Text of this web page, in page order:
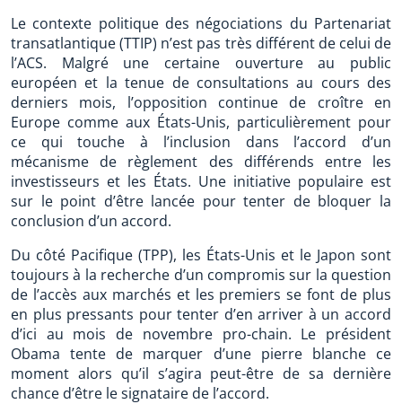
Le contexte politique des négociations du Partenariat
transatlantique (TTIP) n’est pas très différent de celui de
l’ACS. Malgré une certaine ouverture au public
européen et la tenue de consultations au cours des
derniers mois, l’opposition continue de croître en
Europe comme aux États-Unis, particulièrement pour
ce qui touche à l’inclusion dans l’accord d’un
mécanisme de règlement des différends entre les
investisseurs et les États. Une initiative populaire est
sur le point d’être lancée pour tenter de bloquer la
conclusion d’un accord.
Du côté Pacifique (TPP), les États-Unis et le Japon sont
toujours à la recherche d’un compromis sur la question
de l’accès aux marchés et les premiers se font de plus
en plus pressants pour tenter d’en arriver à un accord
d’ici au mois de novembre pro-chain. Le président
Obama tente de marquer d’une pierre blanche ce
moment alors qu’il s’agira peut-être de sa dernière
chance d’être le signataire de l’accord.